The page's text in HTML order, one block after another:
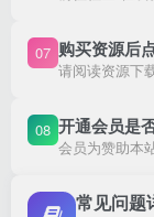
07 购买资源后
请阅读资源下
08 开通会员是
会员为赞助本
常见问题